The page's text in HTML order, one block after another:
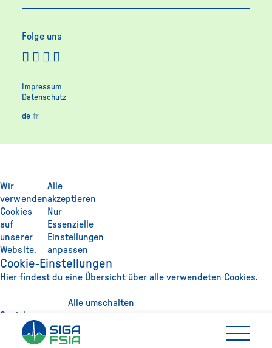
Folge uns
Impressum
Datenschutz
de fr
Wir
verwenden
Cookies
auf
unserer
Website.
Alle
akzeptieren
Nur
Essenzielle
Einstellungen
anpassen
Cookie-Einstellungen
Hier findest du eine Übersicht über alle verwendeten Cookies.
Alle umschalten
Speichern
Akzeptiere Cookies für externe Medien, um diesen Inhalt sehen
zu können.
Jetzt einstellen